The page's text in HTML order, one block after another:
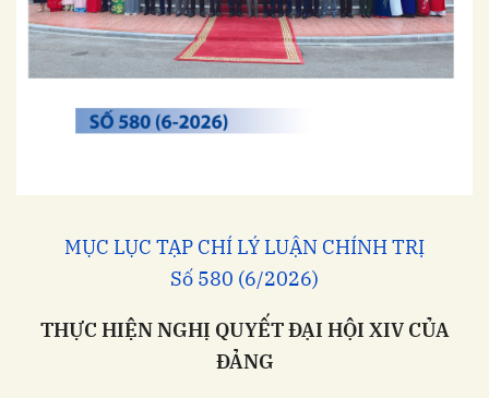
MỤC LỤC TẠP CHÍ LÝ LUẬN CHÍNH TRỊ
Số 580 (6/2026)
THỰC HIỆN NGHỊ QUYẾT ĐẠI HỘI XIV CỦA
ĐẢNG